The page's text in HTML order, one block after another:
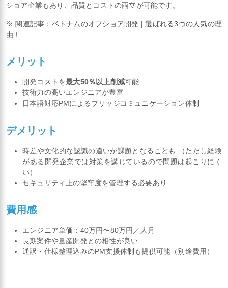
ショア企業もあり、品質とコストの両立が可能です。
※ 関連記事： ベトナムのオフショア開発 | 選ばれる3つの人気の理
由！
メリット
開発コストを最大50％以上削減可能
技術力の高いエンジニアが豊富
日本語対応PMによるブリッジコミュニケーション体制
デメリット
時差や文化的な認識の違いが課題となることも （ただし経験
がある開発企業では対策を講じているので問題は起こりにく
い）
セキュリティ上の堅牢度を管理する必要あり
費用感
エンジニア単価：40万円〜80万円／人月
長期案件や量産開発との相性が良い
通訳・仕様整理込みのPM支援体制も提供可能（別途費用）